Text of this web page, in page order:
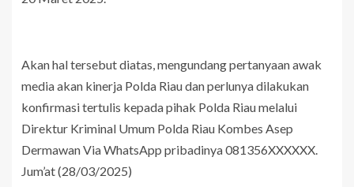
Akan hal tersebut diatas, mengundang pertanyaan awak
media akan kinerja Polda Riau dan perlunya dilakukan
konfirmasi tertulis kepada pihak Polda Riau melalui
Direktur Kriminal Umum Polda Riau Kombes Asep
Dermawan Via WhatsApp pribadinya 081356XXXXXX.
Jum’at (28/03/2025)